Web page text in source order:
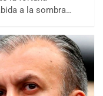
a la sombra…